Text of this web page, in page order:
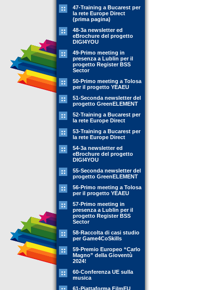
47-Training a Bucarest per
la rete Europe Direct
(prima pagina)
48-3a newsletter ed
eBrochure del progetto
DIGI4YOU
49-Primo meeting in
presenza a Lublin per il
progetto Register BSS
Sector
50-Primo meeting a Tolosa
per il progetto YEAEU
51-Seconda newsletter del
progetto GreenELEMENT
52-Training a Bucarest per
la rete Europe Direct
53-Training a Bucarest per
la rete Europe Direct
54-3a newsletter ed
eBrochure del progetto
DIGI4YOU
55-Seconda newsletter del
progetto GreenELEMENT
56-Primo meeting a Tolosa
per il progetto YEAEU
57-Primo meeting in
presenza a Lublin per il
progetto Register BSS
Sector
58-Raccolta di casi studio
per Game4CoSkills
59-Premio Europeo “Carlo
Magno” della Gioventù
2024!
60-Conferenza UE sulla
musica
61-Piattaforma FilmEU